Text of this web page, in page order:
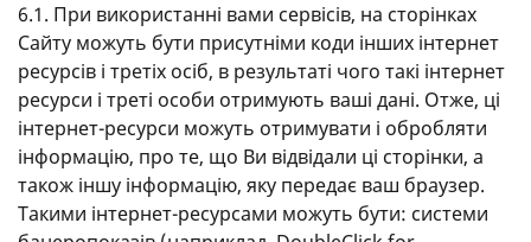
6.1. При використанні вами сервісів, на сторінках
Сайту можуть бути присутніми коди інших інтернет
ресурсів і третіх осіб, в результаті чого такі інтернет
ресурси і треті особи отримують ваші дані. Отже, ці
інтернет-ресурси можуть отримувати і обробляти
інформацію, про те, що Ви відвідали ці сторінки, а
також іншу інформацію, яку передає ваш браузер.
Такими інтернет-ресурсами можуть бути: системи